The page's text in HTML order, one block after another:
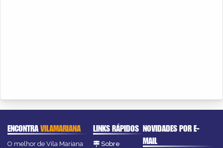
ENCONTRAVILAMARIANA
O melhor de Vila Mariana
LINKS RÁPIDOS
Sobre
NOVIDADES POR E-
MAIL